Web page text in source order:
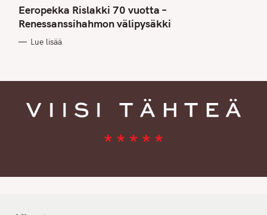
T
E
G
O
I
Eeropekka Rislakki 70 vuotta –
Renessanssihahmon välipysäkki
Lue lisää